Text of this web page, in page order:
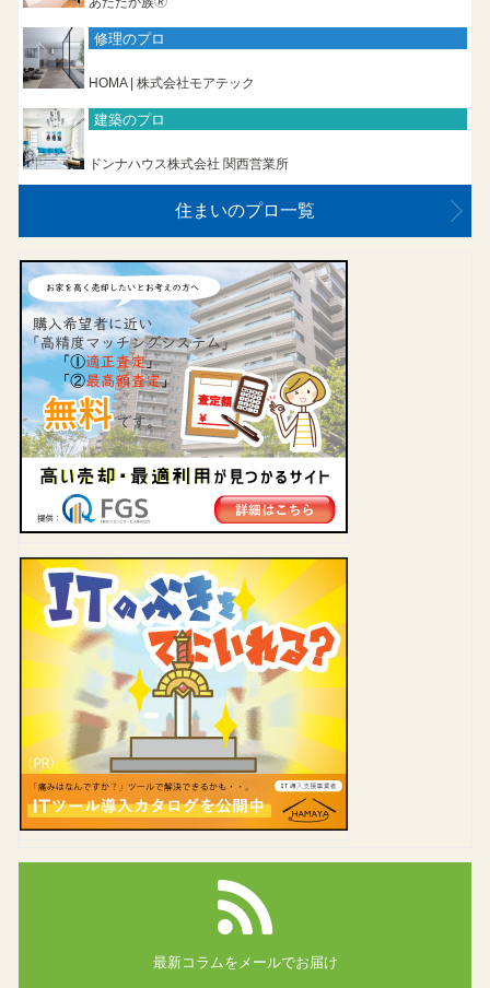
修理のプロ
HOMA | 株式会社モアテック
建築のプロ
ドンナハウス株式会社 関西営業所
住まいのプロ一覧
最新コラムを メールでお届け